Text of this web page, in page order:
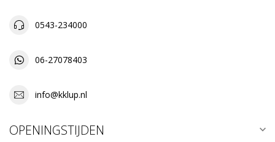
0543-234000
06-27078403
info@kklup.nl
OPENINGSTIJDEN